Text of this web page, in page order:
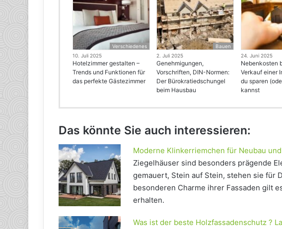
Verschiedenes
10. Juli 2025
Hotelzimmer gestalten –
Trends und Funktionen für
das perfekte Gästezimmer
Bauen
2. Juli 2025
Genehmigungen,
Vorschriften, DIN-Normen:
Der Bürokratiedschungel
beim Hausbau
24. Juni 2025
Nebenkosten
Verkauf einer
du sparen
kannst
Das könnte Sie auch interessieren:
Moderne Klinkerriemchen für Neubau
Ziegelhäuser sind besonders prägende
gemauert, Stein auf Stein, stehen sie für
besonderen Charme ihrer Fassaden gilt
erhalten.
Was ist der beste Holzfassadenschutz ?